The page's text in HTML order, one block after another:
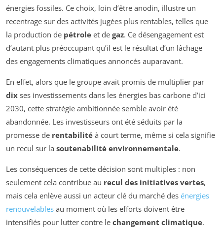
énergies fossiles. Ce choix, loin d’être anodin, illustre un
recentrage sur des activités jugées plus rentables, telles que
la production de pétrole et de gaz. Ce désengagement est
d’autant plus préoccupant qu’il est le résultat d’un lâchage
des engagements climatiques annoncés auparavant.
En effet, alors que le groupe avait promis de multiplier par
dix ses investissements dans les énergies bas carbone d’ici
2030, cette stratégie ambitionnée semble avoir été
abandonnée. Les investisseurs ont été séduits par la
promesse de rentabilité à court terme, même si cela signifie
un recul sur la soutenabilité environnementale.
Les conséquences de cette décision sont multiples : non
seulement cela contribue au recul des initiatives vertes,
mais cela enlève aussi un acteur clé du marché des énergies
renouvelables au moment où les efforts doivent être
intensifiés pour lutter contre le changement climatique.